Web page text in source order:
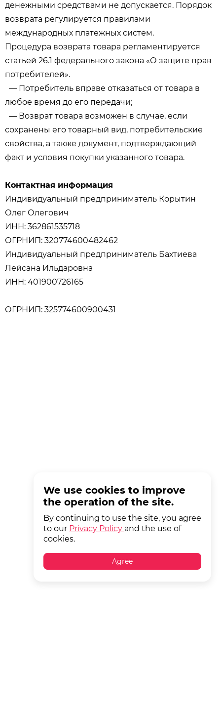
денежными средствами не допускается. Порядок
возврата регулируется правилами
международных платежных систем.
Процедура возврата товара регламентируется
статьей 26.1 федерального закона «О защите прав
потребителей».
— Потребитель вправе отказаться от товара в
любое время до его передачи;
— Возврат товара возможен в случае, если
сохранены его товарный вид, потребительские
свойства, а также документ, подтверждающий
факт и условия покупки указанного товара.
Контактная информация
Индивидуальный предприниматель Корытин
Олег Олегович
ИНН: 362861535718
ОГРНИП: 320774600482462
Индивидуальный предприниматель Бахтиева
Лейсана Ильдаровна
ИНН: 401900726165
ОГРНИП: 325774600900431
We use cookies to improve
the operation of the site.
By continuing to use the site, you agree
to our Privacy Policy and the use of
cookies.
Agree